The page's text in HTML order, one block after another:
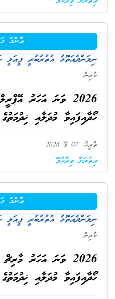
ޢާންމު
ނިލަންދެއަތޮޅު އުތުރުބުރީ
ކުރިން
2026 ވަނަ އަހަރު
ހޯދާއިފައިވާ މުދަލާއި
ތާރީޚު: 07 މޭ 2026
އިތުރަށް ވިދާޅުވޭ
ޢާންމު
ނިލަންދެއަތޮޅު އުތުރުބުރީ
ކުރިން
2026 ވަނަ އަހަރު
ހޯދާއިފައިވާ މުދަލާއި